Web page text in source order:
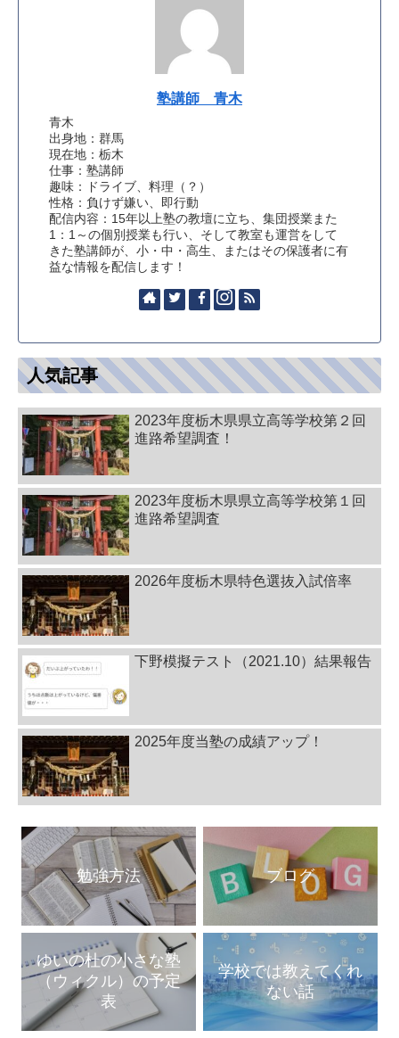
塾講師 青木
青木
出身地：群馬
現在地：栃木
仕事：塾講師
趣味：ドライブ、料理（？）
性格：負けず嫌い、即行動
配信内容：15年以上塾の教壇に立ち、集団授業また
1：1～の個別授業も行い、そして教室も運営をして
きた塾講師が、小・中・高生、またはその保護者に有
益な情報を配信します！
人気記事
2023年度栃木県県立高等学校第２回
進路希望調査！
2023年度栃木県県立高等学校第１回
進路希望調査
2026年度栃木県特色選抜入試倍率
下野模擬テスト（2021.10）結果報告
2025年度当塾の成績アップ！
勉強方法 ブログ
ゆいの杜の小さな塾
（ウィクル）の予定
表
学校では教えてくれ
ない話